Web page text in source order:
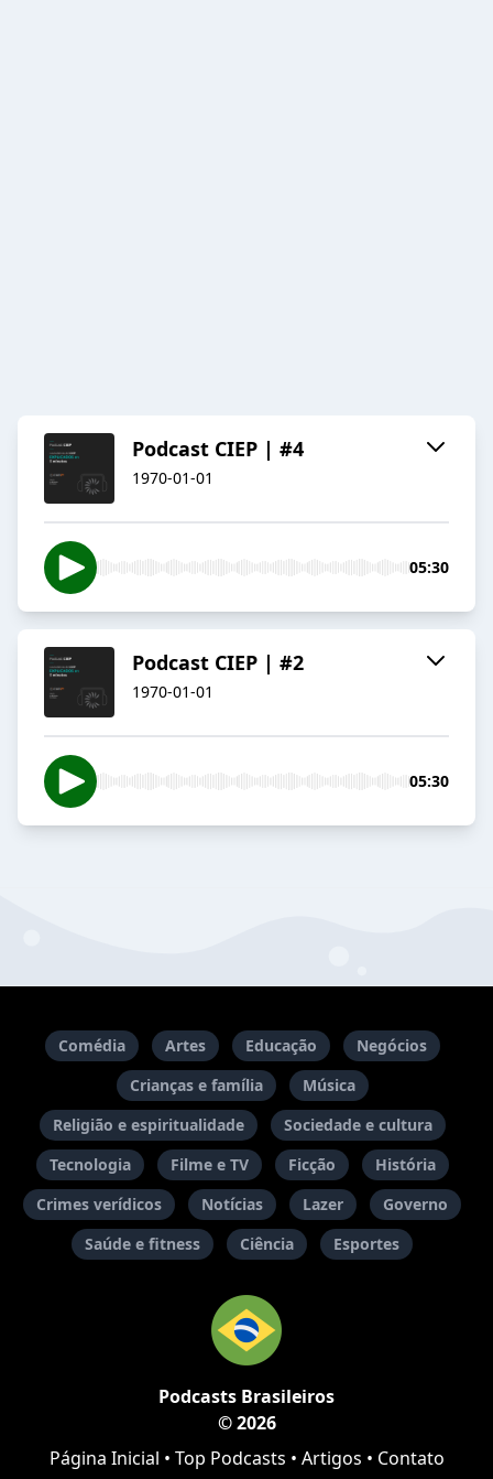
Podcast CIEP | #4
1970-01-01
05:30
Podcast CIEP | #2
1970-01-01
05:30
Comédia Artes Educação
Negócios
Crianças e família
Música
Religião e espiritualidade
Sociedade e cultura
Tecnologia
Filme e TV Ficção
História
Crimes verídicos
Notícias Lazer
Governo
Saúde e fitness
Ciência Esportes
Podcasts Brasileiros
© 2026
Página Inicial • Top Podcasts • Artigos • Contato